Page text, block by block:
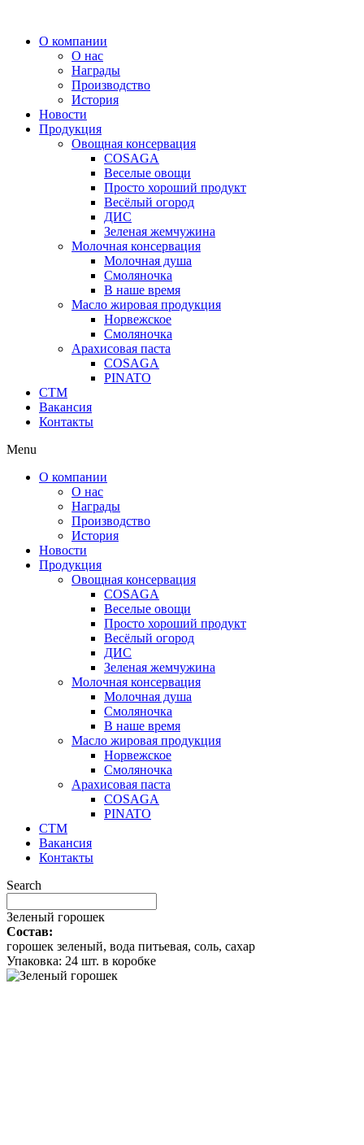
содержимому
О компании
О нас
Награды
Производство
История
Новости
Продукция
Овощная консервация
COSAGA
Веселые овощи
Просто хороший продукт
Весёлый огород
ДИС
Зеленая жемчужина
Молочная консервация
Молочная душа
Смоляночка
В наше время
Масло жировая продукция
Норвежское
Смоляночка
Арахисовая паста
COSAGA
PINATO
СТМ
Вакансия
Контакты
Menu
О компании
О нас
Награды
Производство
История
Новости
Продукция
Овощная консервация
COSAGA
Веселые овощи
Просто хороший продукт
Весёлый огород
ДИС
Зеленая жемчужина
Молочная консервация
Молочная душа
Смоляночка
В наше время
Масло жировая продукция
Норвежское
Смоляночка
Арахисовая паста
COSAGA
PINATO
СТМ
Вакансия
Контакты
Search
Зеленый горошек
Состав:
горошек зеленый, вода питьевая, соль, сахар
Упаковка: 24 шт. в коробке